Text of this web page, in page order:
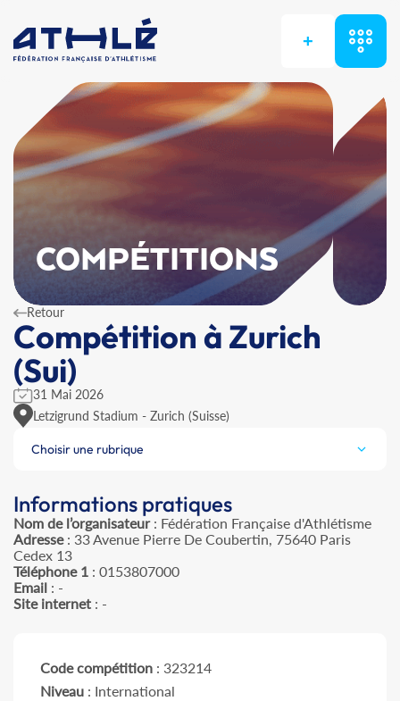
+
COMPÉTITIONS
Retour
Compétition à Zurich
(Sui)
31 Mai 2026
Letzigrund Stadium - Zurich (Suisse)
Choisir une rubrique
Informations pratiques
Nom de l’organisateur: Fédération Française d'Athlétisme
Adresse: 33 Avenue Pierre De Coubertin, 75640 Paris
Cedex 13
Téléphone 1 : 0153807000
Email : -
Site internet : -
Code compétition : 323214
Niveau : International